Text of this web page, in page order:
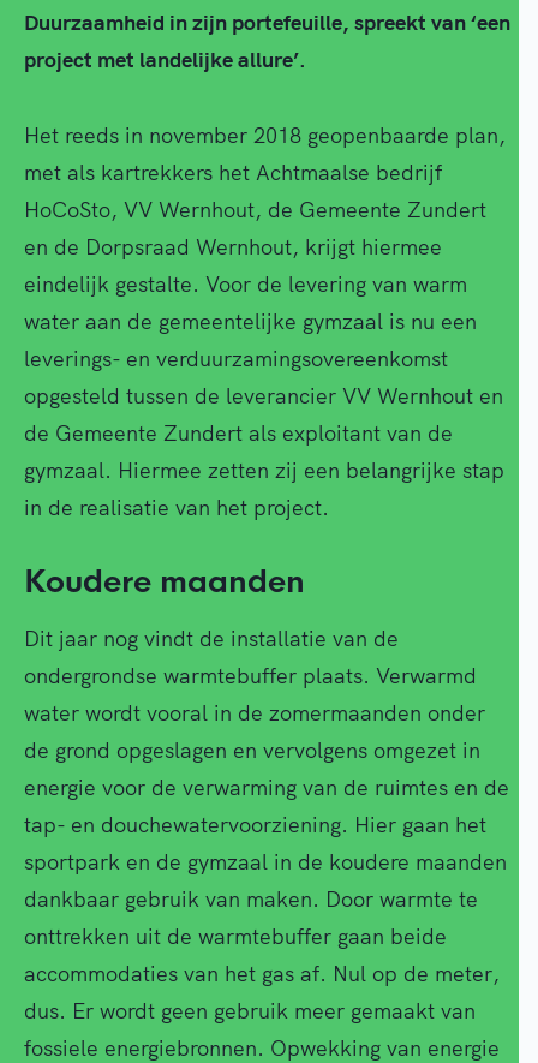
Duurzaamheid in zijn portefeuille, spreekt van ‘een
project met landelijke allure’.
Het reeds in november 2018 geopenbaarde plan,
met als kartrekkers het Achtmaalse bedrijf
HoCoSto, VV Wernhout, de Gemeente Zundert
en de Dorpsraad Wernhout, krijgt hiermee
eindelijk gestalte. Voor de levering van warm
water aan de gemeentelijke gymzaal is nu een
leverings- en verduurzamingsovereenkomst
opgesteld tussen de leverancier VV Wernhout en
de Gemeente Zundert als exploitant van de
gymzaal. Hiermee zetten zij een belangrijke stap
in de realisatie van het project.
Koudere maanden
Dit jaar nog vindt de installatie van de
ondergrondse warmtebuffer plaats. Verwarmd
water wordt vooral in de zomermaanden onder
de grond opgeslagen en vervolgens omgezet in
energie voor de verwarming van de ruimtes en de
tap- en douchewatervoorziening. Hier gaan het
sportpark en de gymzaal in de koudere maanden
dankbaar gebruik van maken. Door warmte te
onttrekken uit de warmtebuffer gaan beide
accommodaties van het gas af. Nul op de meter,
dus. Er wordt geen gebruik meer gemaakt van
fossiele energiebronnen. Opwekking van energie